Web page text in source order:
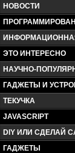
НОВОСТИ
ЭТО ИНТЕРЕСНО
НАУЧНО-
ГАДЖЕТЫ И
ТЕКУЧКА
JAVASCRIPT
DIY ИЛИ СДЕЛАЙ
ГАДЖЕТЫ